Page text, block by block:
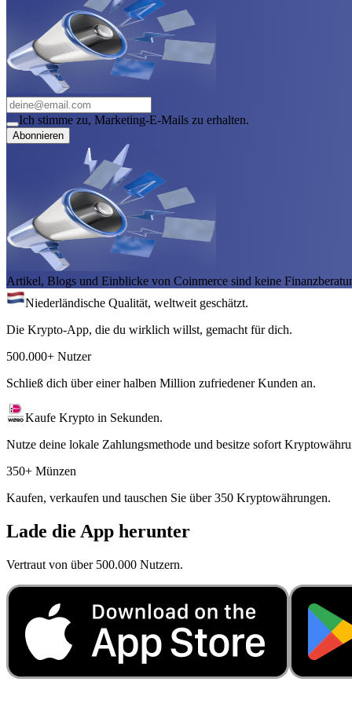
Ich stimme zu, Marketing-E-Mails zu erhalten.
Abonnieren
Artikel, Blogs und Einblicke von Coinmerce sind keine
Niederländische Qualität, weltweit geschätzt.
Die Krypto-App, die du wirklich willst, gemacht für dich.
500.000+ Nutzer
Schließ dich über einer halben Million zufriedener Kunden an.
Kaufe Krypto in Sekunden.
Nutze deine lokale Zahlungsmethode und besitze sofort
350+ Münzen
Kaufen, verkaufen und tauschen Sie über 350 Kryptowährungen.
Lade die App herunter
Vertraut von über 500.000 Nutzern.